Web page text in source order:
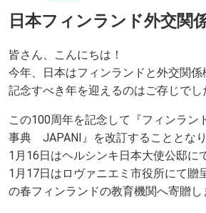
日本フィンランド外交関
皆さん、こんにちは！
今年、日本はフィンランドと外交関係
記念すべき年を迎えるのはご存じでし
この100周年を記念して『フィンラ
事典 JAPANI』を改訂することとなり
1月16日はヘルシンキ日本大使公邸に
1月17日はロヴァニエミ市役所にて贈
の春フィンランドの教育機関へ寄贈し